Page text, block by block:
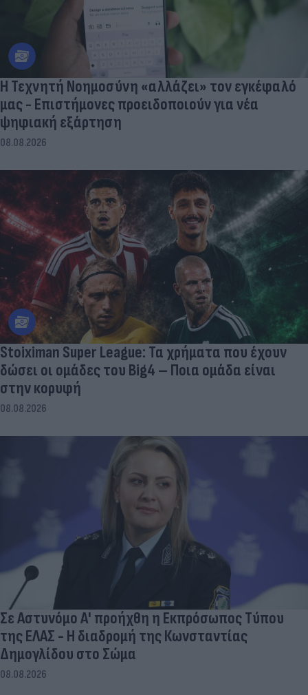
Η Τεχνητή Νοημοσύνη «αλλάζει» τον εγκέφαλό
μας - Eπιστήμονες προειδοποιούν για νέα
ψηφιακή εξάρτηση
08.08.2026
Stoiximan Super League: Τα χρήματα που έχουν
δώσει οι ομάδες του Big4 – Ποια ομάδα είναι
στην κορυφή
08.08.2026
Σε Αστυνόμο Α' προήχθη η Εκπρόσωπος Τύπου
της ΕΛΑΣ - Η διαδρομή της Κωνσταντίας
Δημογλίδου στο Σώμα
08.08.2026